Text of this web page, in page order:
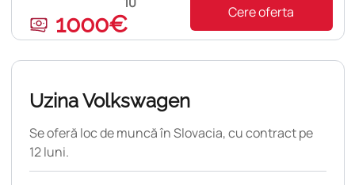
1000€ Cere oferta
Uzina Volkswagen
Se oferă loc de muncă în Slovacia, cu contract pe
12 luni.